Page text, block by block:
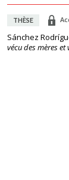
THÈSE
Sánchez
vécu des mères